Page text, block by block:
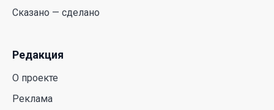
Сказано — сделано
Редакция
О проекте
Реклама